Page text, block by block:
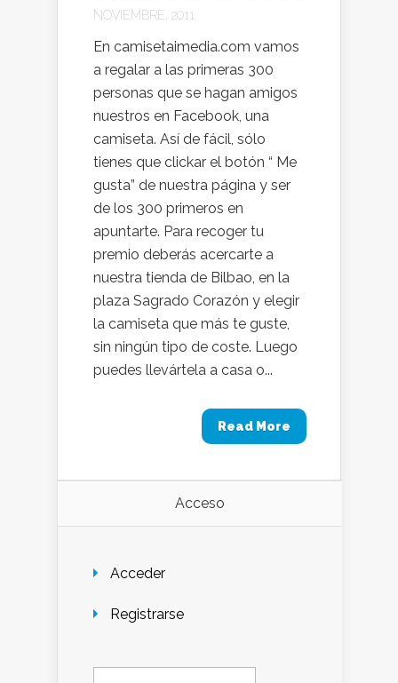
NOVIEMBRE, 2011
En camisetaimedia.com vamos
a regalar a las primeras 300
personas que se hagan amigos
nuestros en Facebook, una
camiseta. Así de fácil, sólo
tienes que clickar el botón “ Me
gusta” de nuestra página y ser
de los 300 primeros en
apuntarte. Para recoger tu
premio deberás acercarte a
nuestra tienda de Bilbao, en la
plaza Sagrado Corazón y elegir
la camiseta que más te guste,
sin ningún tipo de coste. Luego
puedes llevártela a casa o...
Read More
Acceso
Acceder
Registrarse
Buscar: